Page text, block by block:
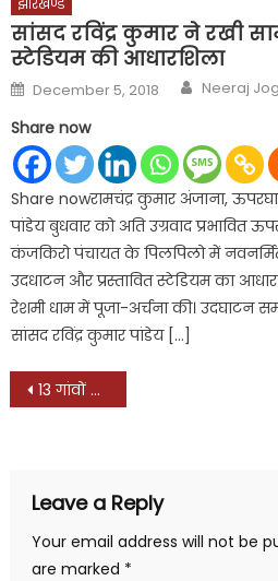
झारखण्ड
सांसद रविंद्र कुमार ने रखी
स्टेडियम की आधारशिला
Posted
on
December 5, 2018 Author
Neeraj
Share now
Share nowरामचंद्र कुमार अंजाना,
पांडेय बुधवार को अति उग्रवाद प्रभावित
कंजकिरो पंचायत के पिलपिलो में
उदधाटन और प्रस्तावित स्टेडियम का
रेशमी धाम में पूजा-अर्चना की। उदघाटन
सांसद रविंद्र कुमार पांडेय […]
Post
13 गांवों में अब नहीं जलेंगे चूल्हे
Leave a Reply
Your email address will not be
are marked *